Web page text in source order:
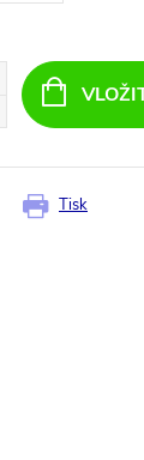
Tisk